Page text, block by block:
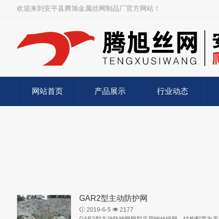
欢迎来到安平县腾旭金属丝网制品厂官方网站！
网站首页 产品展示 行业动态
GAR2型主动防护网
2019-6-5 2177